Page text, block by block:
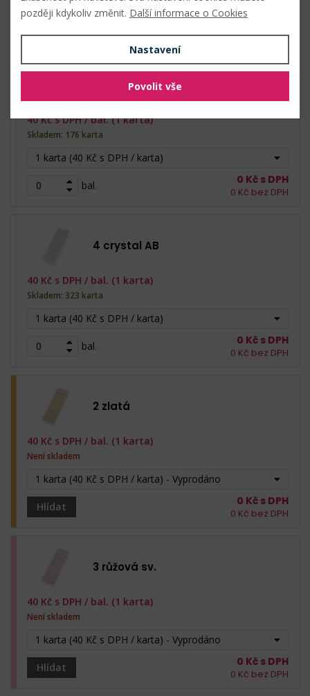
1 crystal
1 karta (40 Kč s DPH / karta)
bal.
40Kč s DPH /bal. (1 karta)
Skladem: 176 karta
0 Kč s DPH
0 Kč bez DPH
4 crystal AB
1 karta (40 Kč s DPH / karta)
bal.
40 Kč s DPH / bal. (1 karta)
Skladem: 323 karta
0 Kč s DPH
0 Kč bez DPH
2 zlatá
1 karta (40 Kč s DPH / karta) - Vyprodáno
Hlídat
40 Kč s DPH / bal. (1 karta)
Není skladem
0 Kč s DPH
0 Kč bez DPH
3 růžová sv.
1 karta (40 Kč s DPH / karta) - Vyprodáno
Hlídat
40 Kč s DPH / bal. (1 karta)
Není skladem
0 Kč s DPH
0 Kč bez DPH
později kdykoliv změnit. Další informace o Cookies
Nastavení
Povolit vše